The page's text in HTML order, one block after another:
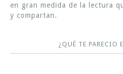
en gran medida de la lectura
y compartan.
¿QUÉ TE PARECIO